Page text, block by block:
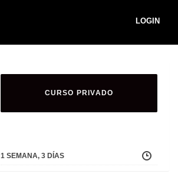
LOGIN
CURSO PRIVADO
1 SEMANA, 3 DÍAS